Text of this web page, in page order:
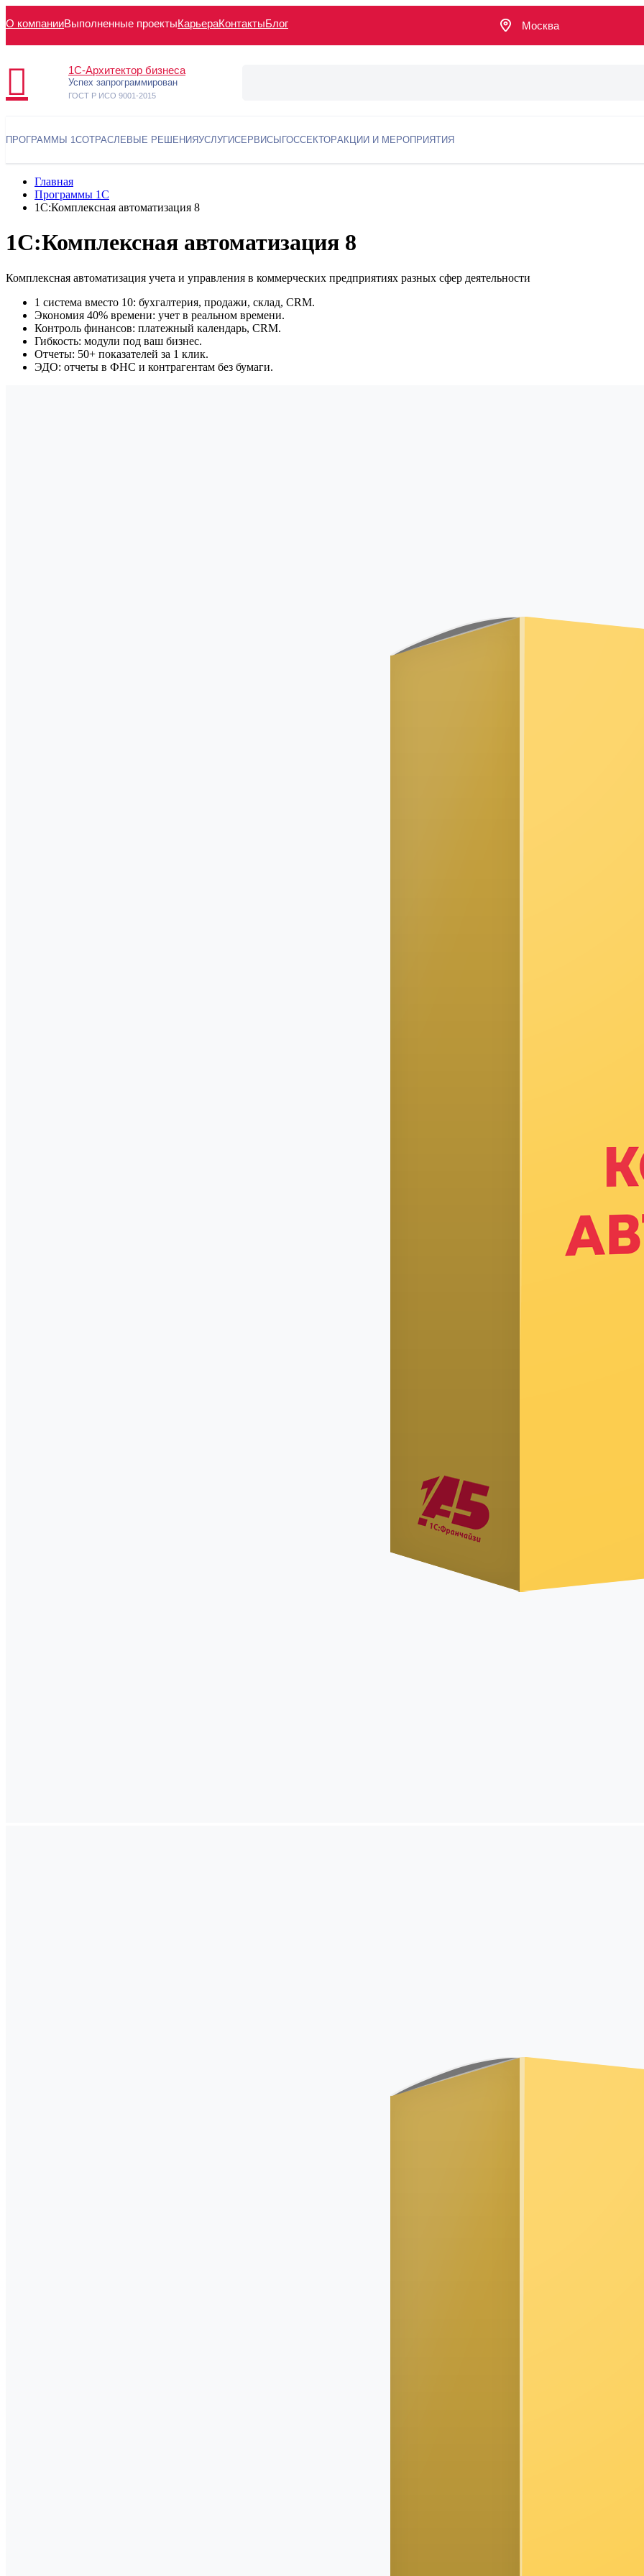
О компанииВыполненные проектыКарьераКонтактыБлог Москва
1С-Архитектор бизнеса
Успех запрограммирован
ГОСТ Р ИСО 9001-2015
ПРОГРАММЫ 1СОТРАСЛЕВЫЕ РЕШЕНИЯУСЛУГИСЕРВИСЫ ГОССЕКТОРАКЦИИ И МЕРОПРИЯТИЯ
Главная
Программы 1С
1С:Комплексная автоматизация 8
1С:Комплексная автоматизация 8
Комплексная автоматизация учета и управления в коммерческих предприятиях разных сфер деятельности
1 система вместо 10: бухгалтерия, продажи, склад, CRM.
Экономия 40% времени: учет в реальном времени.
Контроль финансов: платежный календарь, CRM.
Гибкость: модули под ваш бизнес.
Отчеты: 50+ показателей за 1 клик.
ЭДО: отчеты в ФНС и контрагентам без бумаги.